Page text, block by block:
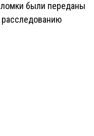
были переданы
расследованию